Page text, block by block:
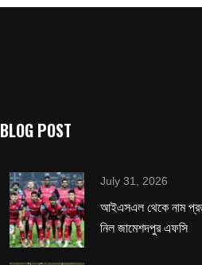
BLOG POST
July 31, 2026
‌আইএসএল থেকে নাম
নিল জামেশদপুর এফসি